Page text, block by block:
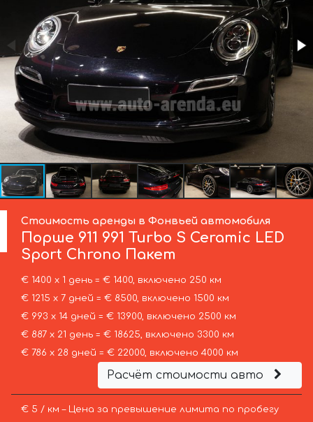
Стоимость аренды в Фонвьей автомобиля
Порше 911 991 Turbo S Ceramic LED
Sport Chrono Пакет
€ 1400 х 1 день = € 1400, включено 250 км
€ 1215 х 7 дней = € 8500, включено 1500 км
€ 993 х 14 дней = € 13900, включено 2500 км
€ 887 х 21 день = € 18625, включено 3300 км
€ 786 х 28 дней = € 22000, включено 4000 км
Расчёт стоимости авто
€ 5 / км – Цена за превышение лимита по пробегу